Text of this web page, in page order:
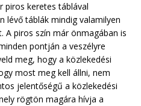
piros keretes táblával
lévő táblák mindig valamilyen
A piros szín már önmagában is
pontján a veszélyre
meg, hogy a közlekedési
most meg kell állni, nem
jelentőségű a közlekedési
rögtön magára hívja a